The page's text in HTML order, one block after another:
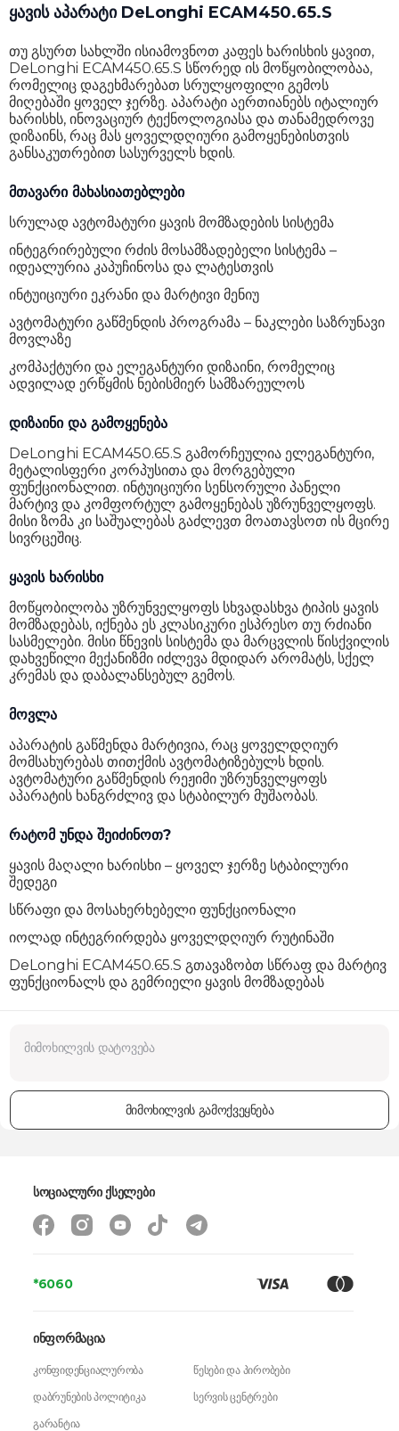
ყავის სიძლიერის შემრჩევი დიახ
სიმძლავრე 1450 W
კორპუსის მასალა პლასტმასი
ზომები
წონა
გარანტია
ყავის აპარატი DeLonghi ECAM450.65.S
თუ გსურთ სახლში ისიამოვნოთ კაფეს ხარისხის ყავით,
DeLonghi ECAM450.65.S სწორედ ის მოწყობილობაა,
რომელიც დაგეხმარებათ სრულყოფილი გემოს
მიღებაში ყოველ ჯერზე. აპარატი აერთიანებს იტალიურ
ხარისხს, ინოვაციურ ტექნოლოგიასა და თანამედროვე
დიზაინს, რაც მას ყოველდღიური გამოყენებისთვის
განსაკუთრებით სასურველს ხდის.
მთავარი მახასიათებლები
სრულად ავტომატური ყავის მომზადების სისტემა
ინტეგრირებული რძის მოსამზადებელი სისტემა –
იდეალურია კაპუჩინოსა და ლატესთვის
ინტუიციური ეკრანი და მარტივი მენიუ
ავტომატური გაწმენდის პროგრამა – ნაკლები საზრუნავი
მოვლაზე
კომპაქტური და ელეგანტური დიზაინი, რომელიც
ადვილად ერწყმის ნებისმიერ სამზარეულოს
დიზაინი და გამოყენება
DeLonghi ECAM450.65.S გამორჩეულია ელეგანტური,
მეტალისფერი კორპუსითა და მორგებული
ფუნქციონალით. ინტუიციური სენსორული პანელი
მარტივ და კომფორტულ გამოყენებას უზრუნველყოფს.
მისი ზომა კი საშუალებას გაძლევთ მოათავსოთ ის მცირე
სივრცეშიც.
ყავის ხარისხი
მოწყობილობა უზრუნველყოფს სხვადასხვა ტიპის ყავის
მომზადებას, იქნება ეს კლასიკური ესპრესო თუ რძიანი
სასმელები. მისი წნევის სისტემა და მარცვლის წისქვილის
დახვეწილი მექანიზმი იძლევა მდიდარ არომატს, სქელ
კრემას და დაბალანსებულ გემოს.
მოვლა
აპარატის გაწმენდა მარტივია, რაც ყოველდღიურ
მომსახურებას თითქმის ავტომატიზებულს ხდის.
ავტომატური გაწმენდის რეჟიმი უზრუნველყოფს
აპარატის ხანგრძლივ და სტაბილურ მუშაობას.
რატომ უნდა შეიძინოთ?
ყავის მაღალი ხარისხი – ყოველ ჯერზე სტაბილური
შედეგი
სწრაფი და მოსახერხებელი ფუნქციონალი
იოლად ინტეგრირდება ყოველდღიურ რუტინაში
DeLonghi ECAM450.65.S გთავაზობთ სწრაფ და მარტივ
ფუნქციონალს და გემრიელი ყავის მომზადებას
მიმოხილვის გამოქვეყნება
*6060
ინფორმაცია
კონფიდენციალურობა
წესები და პირობები
დაბრუნების პოლიტიკა
სერვის ცენტრები
გარანტია
სოციალური ქსელები